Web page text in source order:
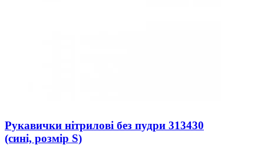
Рукавички нітрилові без пудри 313430
(сині, розмір S)